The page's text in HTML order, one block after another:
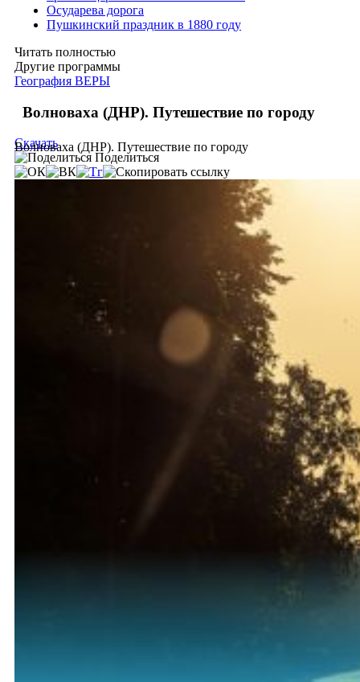
Осударева дорога
Пушкинский праздник в 1880 году
Читать полностью
Другие программы
География ВЕРЫ
Волноваха (ДНР). Путешествие по городу
Волноваха (ДНР). Путешествие по городу
Скачать
Поделиться